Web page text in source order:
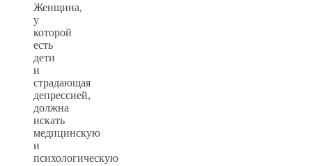
Женщина,
у
которой
есть
дети
и
страдающая
депрессией,
должна
искать
медицинскую
и
психологическую